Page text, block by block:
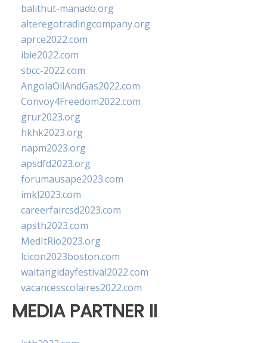
balithut-manado.org
alteregotradingcompany.org
aprce2022.com
ibie2022.com
sbcc-2022.com
AngolaOilAndGas2022.com
Convoy4Freedom2022.com
grur2023.org
hkhk2023.org
napm2023.org
apsdfd2023.org
forumausape2023.com
imkl2023.com
careerfaircsd2023.com
apsth2023.com
MedItRio2023.org
lcicon2023boston.com
waitangidayfestival2022.com
vacancesscolaires2022.com
MEDIA PARTNER II